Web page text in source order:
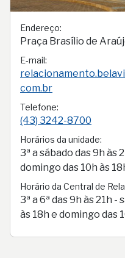
Endereço:
Praça Brasílio de
E-mail:
com.br
Telefone:
(43) 3242-8700
Horários da unidade:
3ª a sábado das 9h às
domingo das 10h às
Horário da Central de
3ª a 6ª das 9h às 21h -
às 18h e domingo das